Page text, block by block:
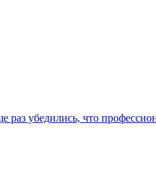
убедились, что